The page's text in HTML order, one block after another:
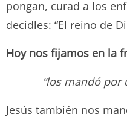
pongan, curad a los
decidles: “El reino de
Hoy nos fijamos en la
“los mandó por
Jesús también nos